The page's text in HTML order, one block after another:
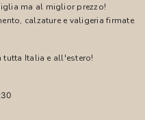
ma al miglior prezzo!
calzature e valigeria firmate
tutta Italia e all'estero!